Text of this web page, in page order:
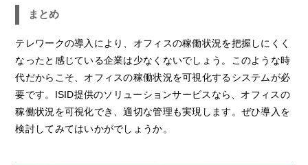
まとめ
テレワークの導入により、オフィスの稼働状況を把握しにくく
なったと感じている企業は少なくないでしょう。このような時
代だからこそ、オフィスの稼働状況を可視化するシステムが必
要です。ISID提供のソリューションサービスなら、オフィスの
稼働状況を可視化でき、適切な管理も実現します。ぜひ導入を
検討してみてはいかがでしょうか。